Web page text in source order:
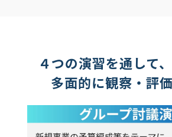
４つの演習を通して
多面的に観察・評